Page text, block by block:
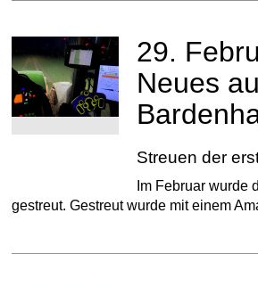
29.
Neues
Streuen der
Im Februar wurde
gestreut. Gestreut wurde mit einem